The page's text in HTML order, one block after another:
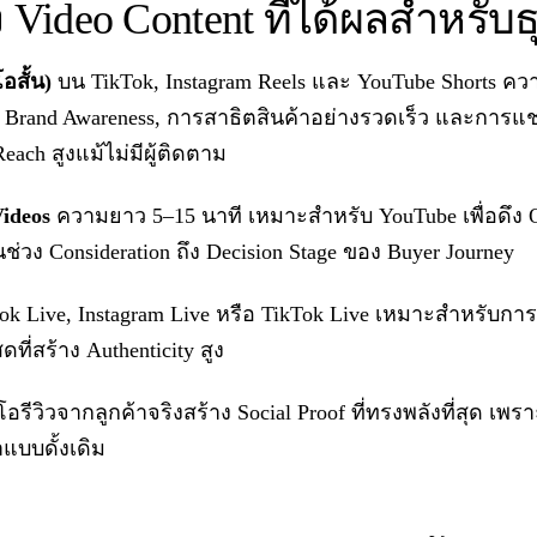
Content ที่ได้ผลสำหรับ
อสั้น) บน TikTok, Instagram Reels และ YouTube Shorts ค
Awareness, การสาธิตสินค้าอย่างรวดเร็ว และการ
สูงแม้ไม่มีผู้ติดตาม
ความยาว 5–15 นาที เหมาะสำหรับ YouTube เพื่อดึง
ง Consideration ถึง Decision Stage ของ Buyer Journey
Live, Instagram Live หรือ TikTok Live เหมาะสำหรับก
ที่สร้าง Authenticity สูง
รีวิวจากลูกค้าจริงสร้าง Social Proof ที่ทรงพลังที่สุด เพร
บบดั้งเดิม